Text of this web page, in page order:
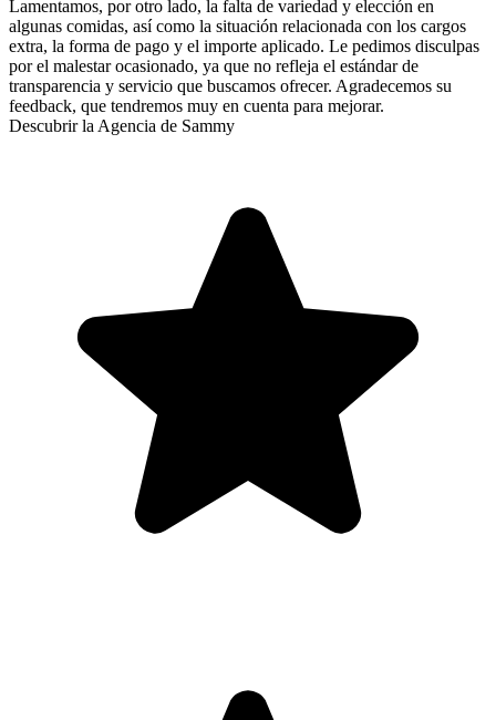
Lamentamos, por otro lado, la falta de variedad y elección en
algunas comidas, así como la situación relacionada con los cargos
extra, la forma de pago y el importe aplicado. Le pedimos disculpas
por el malestar ocasionado, ya que no refleja el estándar de
transparencia y servicio que buscamos ofrecer. Agradecemos su
feedback, que tendremos muy en cuenta para mejorar.
Descubrir la Agencia de Sammy